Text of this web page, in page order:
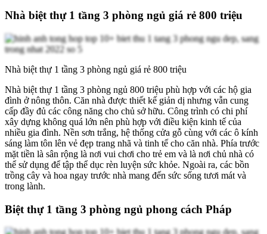
Nhà biệt thự 1 tầng 3 phòng ngủ giá rẻ 800 triệu
Nhà biệt thự 1 tầng 3 phòng ngủ giá rẻ 800 triệu
Nhà biệt thự 1 tầng 3 phòng ngủ 800 triệu phù hợp với các hộ gia
đình ở nông thôn. Căn nhà được thiết kế giản dị nhưng vẫn cung
cấp đầy đủ các công năng cho chủ sở hữu. Công trình có chi phí
xây dựng không quá lớn nên phù hợp với điều kiện kinh tế của
nhiều gia đình. Nền sơn trắng, hệ thống cửa gỗ cùng với các ô kính
sáng làm tôn lên vẻ đẹp trang nhã và tinh tế cho căn nhà. Phía trước
mặt tiền là sân rộng là nơi vui chơi cho trẻ em và là nơi chủ nhà có
thể sử dụng để tập thể dục rèn luyện sức khỏe. Ngoài ra, các bồn
trồng cây và hoa ngay trước nhà mang đến sức sống tươi mát và
trong lành.
Biệt thự 1 tầng 3 phòng ngủ phong cách Pháp